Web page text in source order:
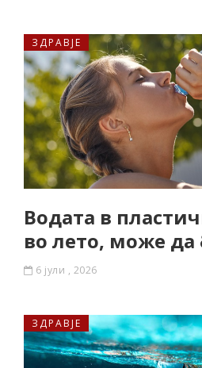
ЗДРАВЈЕ
Водата в
во лето, може да
6 јули , 2026
ЗДРАВЈЕ